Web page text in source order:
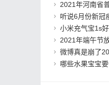
2021年河南省
听说6月份新冠
小米充气宝1s
2021年端午节
微博真是崩了
哪些水果宝宝要